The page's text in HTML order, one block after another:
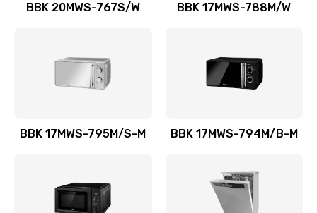
BBK 20MWS-767S/W BBK 17MWS-788M/W
BBK 17MWS-795M/S-M BBK 17MWS-794M/B-M